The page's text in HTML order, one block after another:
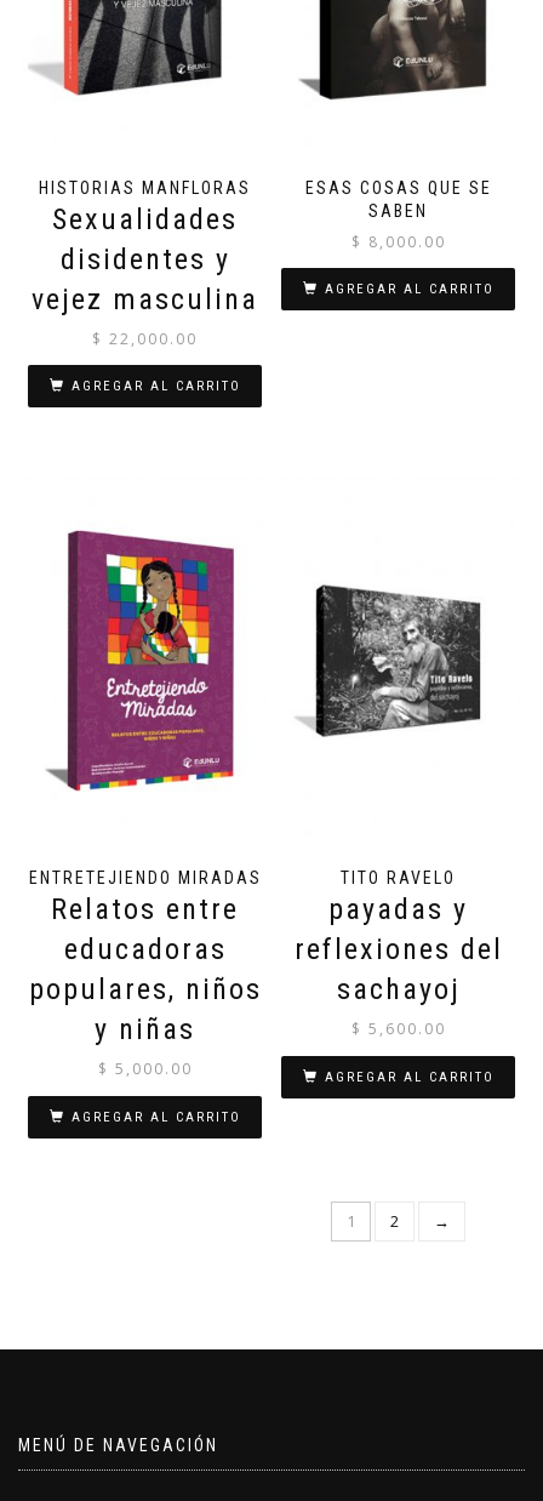
HISTORIAS MANFLORAS
Sexualidades
disidentes y
vejez masculina
$ 22,000.00
AGREGAR AL CARRITO
ESAS COSAS QUE SE
SABEN
$ 8,000.00
AGREGAR AL CARRITO
ENTRETEJIENDO MIRADAS
Relatos entre
educadoras
populares, niños
y niñas
$ 5,000.00
AGREGAR AL CARRITO
TITO RAVELO
payadas y
reflexiones del
sachayoj
$ 5,600.00
AGREGAR AL CARRITO
1 2 →
MENÚ DE NAVEGACIÓN